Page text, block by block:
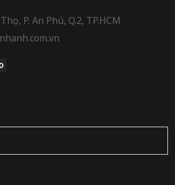
P. An Phú, Q.2, TP.HCM